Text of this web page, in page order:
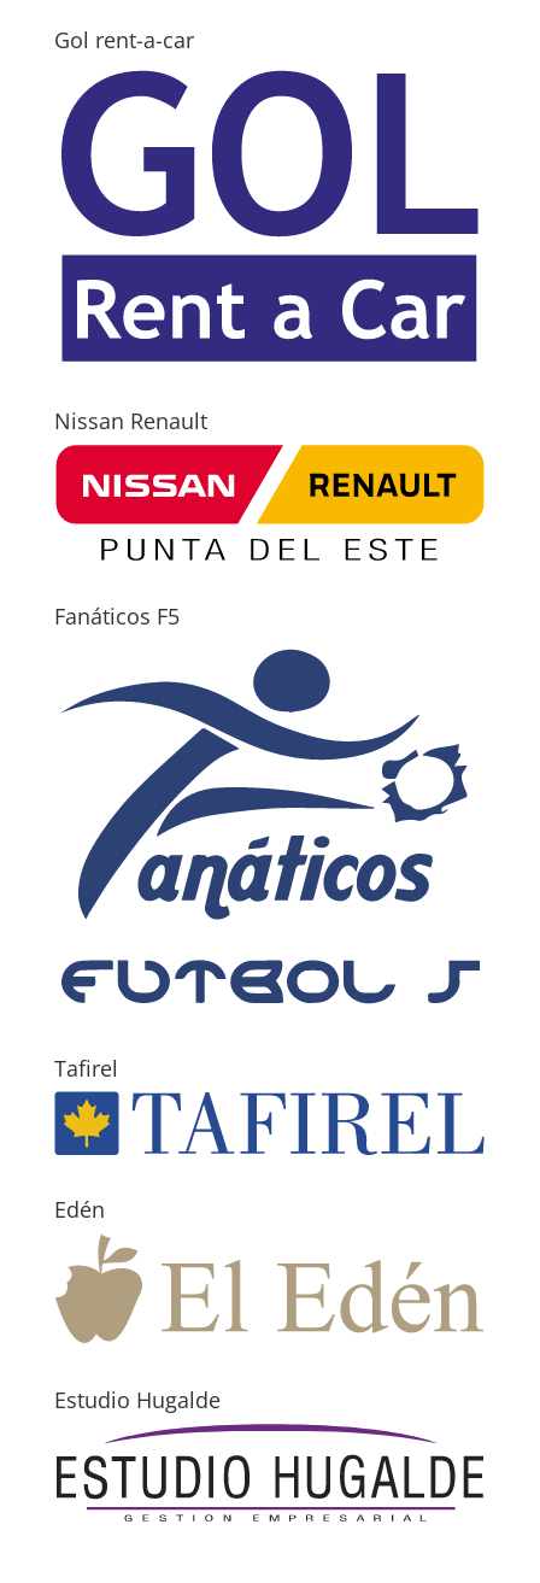
Gol rent-a-car
Nissan Renault
Fanáticos F5
Tafirel
Edén
Estudio Hugalde